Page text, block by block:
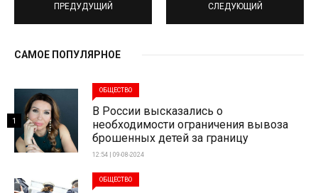
ПРЕДУДУЩИЙ СЛЕДУЮЩИЙ
САМОЕ ПОПУЛЯРНОЕ
ОБЩЕСТВО
В России высказались о
необходимости ограничения вывоза
брошенных детей за границу
12:54 | 09-08-2024
1
ОБЩЕСТВО